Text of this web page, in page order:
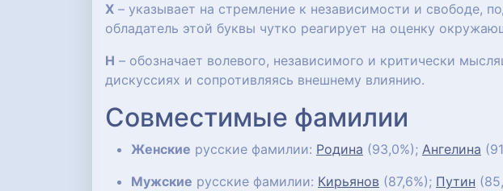
Х – указывает на стремление к независимости и свободе,
обладатель этой буквы чутко реагирует на оценку
Н – обозначает волевого, независимого и критически
дискуссиях и сопротивляясь внешнему влиянию.
Совместимые фамилии
Женские русские фамилии: Родина (93,0%); Ангелина
Мужские русские фамилии: Кирьянов (87,6%); Путин